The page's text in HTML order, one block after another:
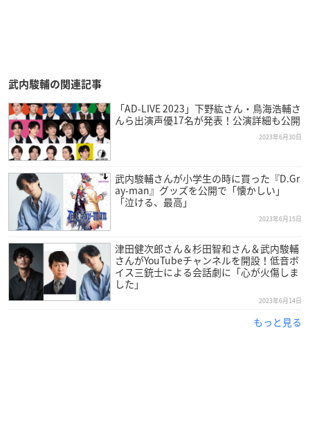
武内駿輔の関連記事
「AD-LIVE 2023」下野紘さん・鳥海浩輔さ
んら出演声優17名が発表！公演詳細も公開
2023年6月30日
武内駿輔さんが小学生の時に買った『D.Gr
ay-man』グッズを公開で「懐かしい」
「泣ける、最高」
2023年6月15日
津田健次郎さん＆杉田智和さん＆武内駿輔
さんがYouTubeチャンネルを開設！低音ボ
イス三銃士による会話劇に「心が火傷しま
した」
2023年6月14日
もっと見る